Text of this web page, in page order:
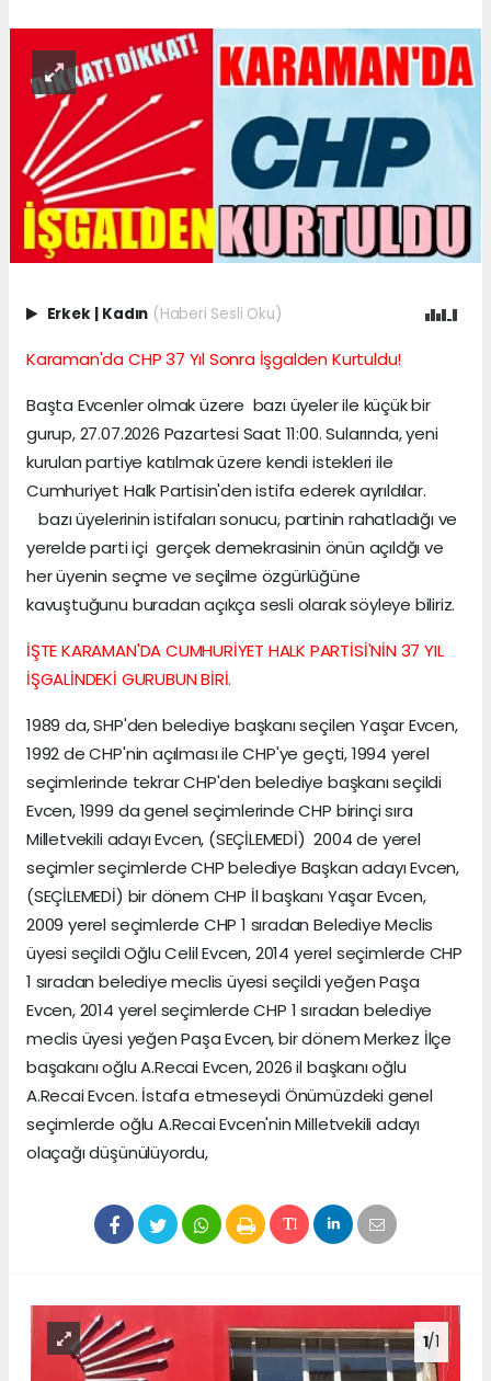
Erkek | Kadın (Haberi Sesli Oku)
Karaman'da CHP 37 Yıl Sonra İşgalden Kurtuldu!
Başta Evcenler olmak üzere bazı üyeler ile küçük bir
gurup, 27.07.2026 Pazartesi Saat 11:00. Sularında, yeni
kurulan partiye katılmak üzere kendi istekleri ile
Cumhuriyet Halk Partisin'den istifa ederek ayrıldılar.
bazı üyelerinin istifaları sonucu, partinin rahatladığı ve
yerelde parti içi gerçek demekrasinin önün açıldğı ve
her üyenin seçme ve seçilme özgürlüğüne
kavuştuğunu buradan açıkça sesli olarak söyleye biliriz.
İŞTE KARAMAN'DA CUMHURİYET HALK PARTİSİ'NİN 37 YIL
İŞGALİNDEKİ GURUBUN BİRİ.
1989 da, SHP'den belediye başkanı seçilen Yaşar Evcen,
1992 de CHP'nin açılması ile CHP'ye geçti, 1994 yerel
seçimlerinde tekrar CHP'den belediye başkanı seçildi
Evcen, 1999 da genel seçimlerinde CHP birinçi sıra
Milletvekili adayı Evcen, (SEÇİLEMEDİ) 2004 de yerel
seçimler seçimlerde CHP belediye Başkan adayı Evcen,
(SEÇİLEMEDİ) bir dönem CHP İl başkanı Yaşar Evcen,
2009 yerel seçimlerde CHP 1 sıradan Belediye Meclis
üyesi seçildi Oğlu Celil Evcen, 2014 yerel seçimlerde CHP
1 sıradan belediye meclis üyesi seçildi yeğen Paşa
Evcen, 2014 yerel seçimlerde CHP 1 sıradan belediye
meclis üyesi yeğen Paşa Evcen, bir dönem Merkez İlçe
başakanı oğlu A.Recai Evcen, 2026 il başkanı oğlu
A.Recai Evcen. İstafa etmeseydi Önümüzdeki genel
seçimlerde oğlu A.Recai Evcen'nin Milletvekili adayı
olaçağı düşünülüyordu,
1/1